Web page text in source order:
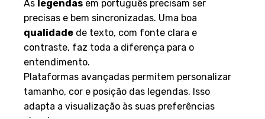
As legendas em português precisam ser
precisas e bem sincronizadas. Uma boa
qualidade de texto, com fonte clara e
contraste, faz toda a diferença para o
entendimento.
Plataformas avançadas permitem personalizar
tamanho, cor e posição das legendas. Isso
adapta a visualização às suas preferências